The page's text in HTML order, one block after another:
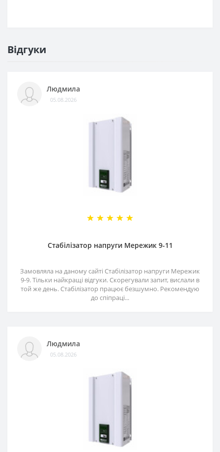
Відгуки
Людмила
05.08.2026
Стабілізатор напруги Мережик 9-11
Замовляла на даному сайті Стабілізатор напруги Мережик
9-9. Тільки найкращі відгуки. Скорегували запит, вислали в
той же день. Стабілізатор працює безшумно. Рекомендую
до спіпраці...
Людмила
05.08.2026